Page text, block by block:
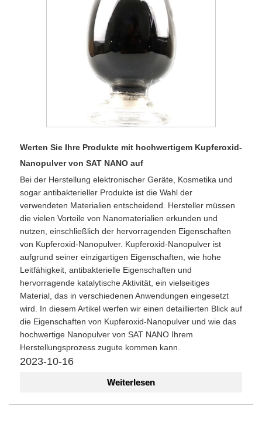
Werten Sie Ihre Produkte mit hochwertigem Kupferoxid-
Nanopulver von SAT NANO auf
Bei der Herstellung elektronischer Geräte, Kosmetika und
sogar antibakterieller Produkte ist die Wahl der
verwendeten Materialien entscheidend. Hersteller müssen
die vielen Vorteile von Nanomaterialien erkunden und
nutzen, einschließlich der hervorragenden Eigenschaften
von Kupferoxid-Nanopulver. Kupferoxid-Nanopulver ist
aufgrund seiner einzigartigen Eigenschaften, wie hohe
Leitfähigkeit, antibakterielle Eigenschaften und
hervorragende katalytische Aktivität, ein vielseitiges
Material, das in verschiedenen Anwendungen eingesetzt
wird. In diesem Artikel werfen wir einen detaillierten Blick auf
die Eigenschaften von Kupferoxid-Nanopulver und wie das
hochwertige Nanopulver von SAT NANO Ihrem
Herstellungsprozess zugute kommen kann.
2023-10-16
Weiterlesen